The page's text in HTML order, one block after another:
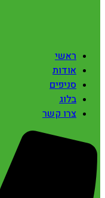
ראשי
אודות
סניפים
בלוג
צרו קשר